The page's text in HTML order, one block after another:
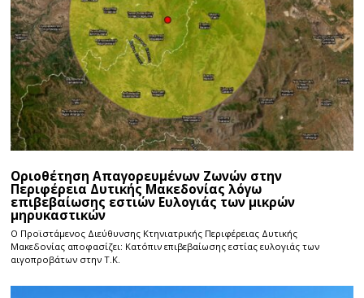
Οριοθέτηση Απαγορευμένων Ζωνών στην
Περιφέρεια Δυτικής Μακεδονίας λόγω
επιβεβαίωσης εστιών Ευλογιάς των μικρών
μηρυκαστικών
Ο Προϊστάμενος Διεύθυνσης Κτηνιατρικής Περιφέρειας Δυτικής
Μακεδονίας αποφασίζει: Κατόπιν επιβεβαίωσης εστίας ευλογιάς των
αιγοπροβάτων στην Τ.Κ.